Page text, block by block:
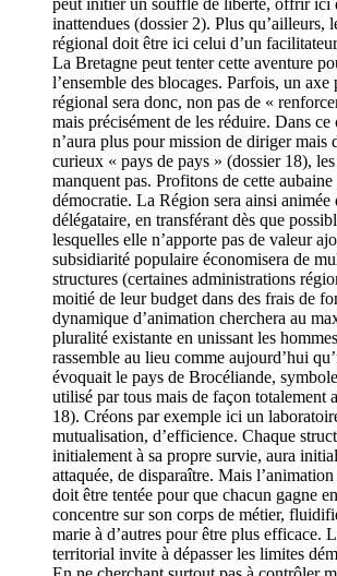
peut initier un souffle de liberté, offrir ici
inattendues (dossier 2). Plus qu’ailleurs,
régional doit être ici celui d’un
La Bretagne peut tenter cette aventure
l’ensemble des blocages. Parfois, un
régional sera donc, non pas de «
mais précisément de les réduire. Dans ce
n’aura plus pour mission de diriger mais
curieux « pays de pays » (dossier 18),
manquent pas. Profitons de cette
démocratie. La Région sera ainsi animée
délégataire, en transférant dès que
lesquelles elle n’apporte pas de valeur
subsidiarité populaire économisera de
structures (certaines administrations
moitié de leur budget dans des frais de
dynamique d’animation cherchera au
pluralité existante en unissant les
rassemble au lieu comme aujourd’hui
évoquait le pays de Brocéliande,
utilisé par tous mais de façon totalement
18). Créons par exemple ici un
mutualisation, d’efficience. Chaque
initialement à sa propre survie, aura
attaquée, de disparaître. Mais
doit être tentée pour que chacun gagne
concentre sur son corps de métier,
marie à d’autres pour être plus efficace.
territorial invite à dépasser les limites